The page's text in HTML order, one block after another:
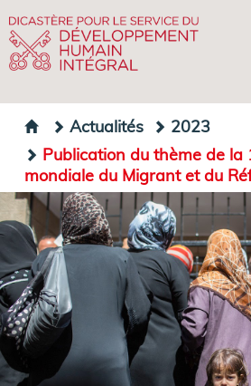
Actualités
2023
Publication du thème de la
mondiale du Migrant et du